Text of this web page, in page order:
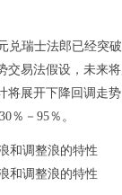
兑瑞士法郎已经突
交易法假设，未来
将展开下降回调走
％－95％。